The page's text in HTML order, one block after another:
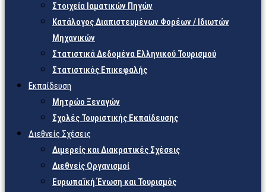
Στοιχεία Ιαματικών Πηγών
Κατάλογος Διαπιστευμένων Φορέων / Ιδιωτών
Μηχανικών
Στατιστικά Δεδομένα Ελληνικού Τουρισμού
Στατιστικός Επικεφαλής
Εκπαίδευση
Μητρώο Ξεναγών
Σχολές Τουριστικής Εκπαίδευσης
Διεθνείς Σχέσεις
Διμερείς και Διακρατικές Σχέσεις
Διεθνείς Οργανισμοί
Ευρωπαϊκή Ένωση και Τουρισμός